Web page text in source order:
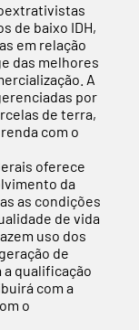
de baixo IDH,
em relação
das melhores
A
por
de terra,
com o
oferece
da
as condições
de vida
uso dos
de
a qualificação
com a
o